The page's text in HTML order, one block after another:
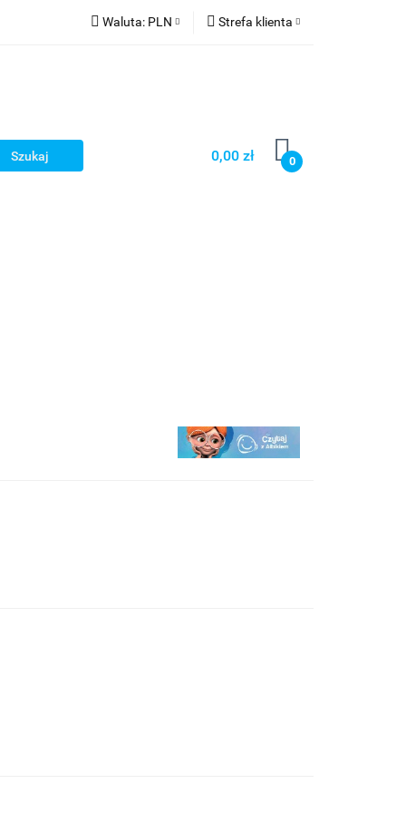
Waluta: PLN Strefa klienta
0,00 zł 0